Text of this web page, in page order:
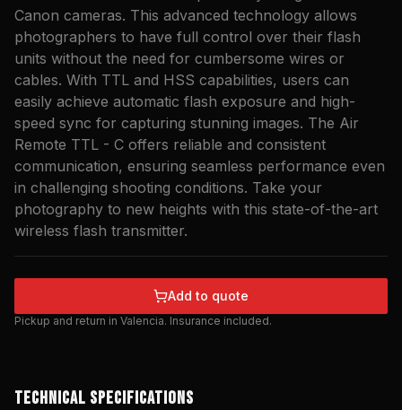
Canon cameras. This advanced technology allows
photographers to have full control over their flash
units without the need for cumbersome wires or
cables. With TTL and HSS capabilities, users can
easily achieve automatic flash exposure and high-
speed sync for capturing stunning images. The Air
Remote TTL - C offers reliable and consistent
communication, ensuring seamless performance even
in challenging shooting conditions. Take your
photography to new heights with this state-of-the-art
wireless flash transmitter.
Add to quote
Pickup and return in Valencia. Insurance included.
TECHNICAL SPECIFICATIONS